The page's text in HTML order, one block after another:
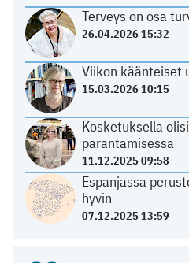
Terveys on osa
26.04.2026 15:32
Viikon käänteiset
15.03.2026 10:15
Kosketuksella
parantamisessa
11.12.2025 09:58
Espanjassa
hyvin
07.12.2025 13:59